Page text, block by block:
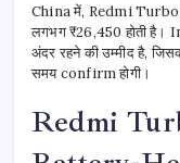
China में, Redmi
लगभग ₹26,450 होती
अंदर रहने की उम्मीद है,
समय confirm होगी।
Redmi